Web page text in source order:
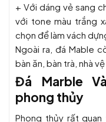
+ Với dáng vẻ sang
với tone màu trắng
chọn để làm vách
Ngoài ra, đá Mable
bàn ăn, bàn trà, nhà vệ
Đá Marble
phong thủy
Phong thủy rất